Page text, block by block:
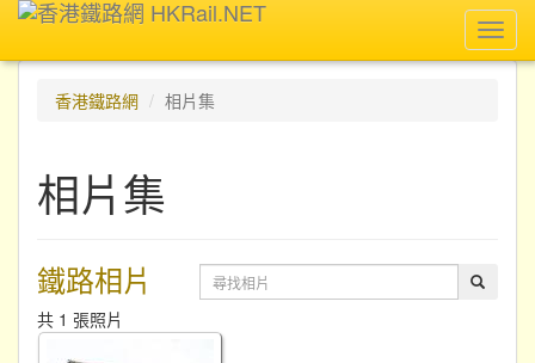
香港鐵路網
相片集
相片集
鐵路相片
共 1 張照片